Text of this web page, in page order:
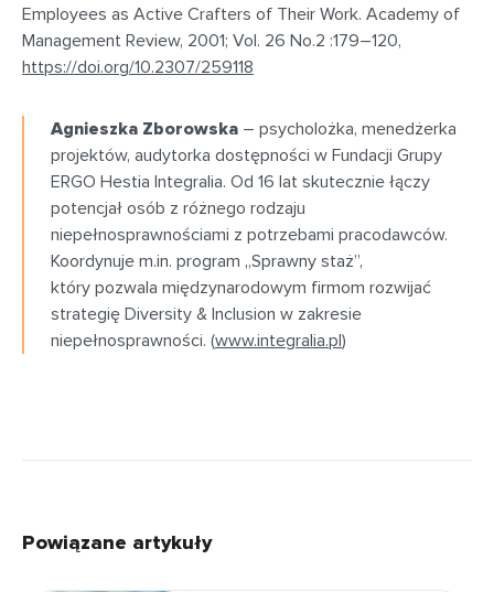
Employees as Active Crafters of Their Work. Academy of
Management Review, 2001; Vol. 26 No.2 :179–120,
https://doi.org/10.2307/259118
Agnieszka Zborowska – psycholożka, menedżerka
projektów, audytorka dostępności w Fundacji Grupy
ERGO Hestia Integralia. Od 16 lat skutecznie łączy
potencjał osób z różnego rodzaju
niepełnosprawnościami z potrzebami pracodawców.
Koordynuje m.in. program „Sprawny staż”,
który pozwala międzynarodowym firmom rozwijać
strategię Diversity & Inclusion w zakresie
niepełnosprawności. (www.integralia.pl)
Powiązane artykuły